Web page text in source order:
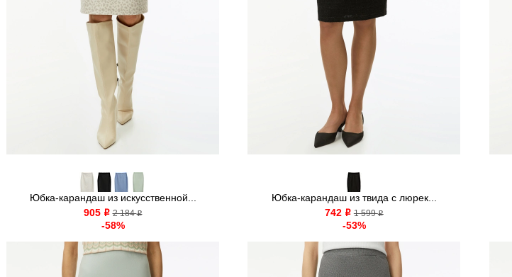
Юбка-карандаш из искусственной...
905 o 2 184o
-58%
Юбка-карандаш из твида с люрек...
742 o 1 599o
-53%